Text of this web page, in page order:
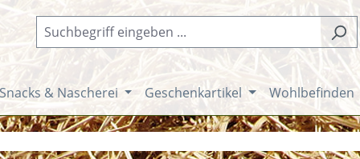
& Nascherei Geschenkartikel Wohlbefinden